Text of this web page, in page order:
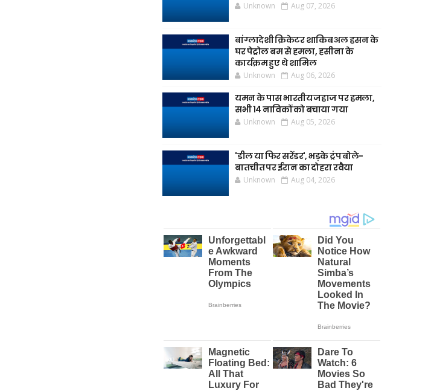
Unknown Aug 07, 2026
बांग्लादेशी क्रिकेटर शाकिब अल हसन के
घर पेट्रोल बम से हमला, हसीना के
कार्यक्रम हुए थे शामिल
Unknown Aug 06, 2026
यमन के पास भारतीय जहाज पर हमला,
सभी 14 नाविकों को बचाया गया
Unknown Aug 05, 2026
'डील या फिर सरेंडर', भड़के ट्रंप बोले-
बातचीत पर ईरान का दोहरा रवैया
Unknown Aug 04, 2026